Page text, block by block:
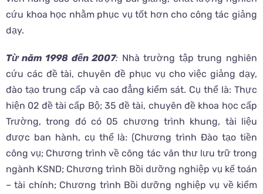
cứu khoa học nhằm phục vụ tốt hơn cho công tác giảng
dạy.
Từ năm 1998 đến 2007: Nhà trường tập trung nghiên
cứu các đề tài, chuyên đề phục vụ cho việc giảng dạy,
đào tạo trung cấp và cao đẳng kiểm sát. Cụ thể là: Thực
hiện 02 đề tài cấp Bộ; 35 đề tài, chuyên đề khoa học cấp
Trường, trong đó có 05 chương trình khung, tài liệu
được ban hành, cụ thể là: (Chương trình Đào tạo tiền
công vụ; Chương trình về công tác văn thư lưu trữ trong
ngành KSND; Chương trình Bồi dưỡng nghiệp vụ kế toán
– tài chính; Chương trình Bồi dưỡng nghiệp vụ về kiểm